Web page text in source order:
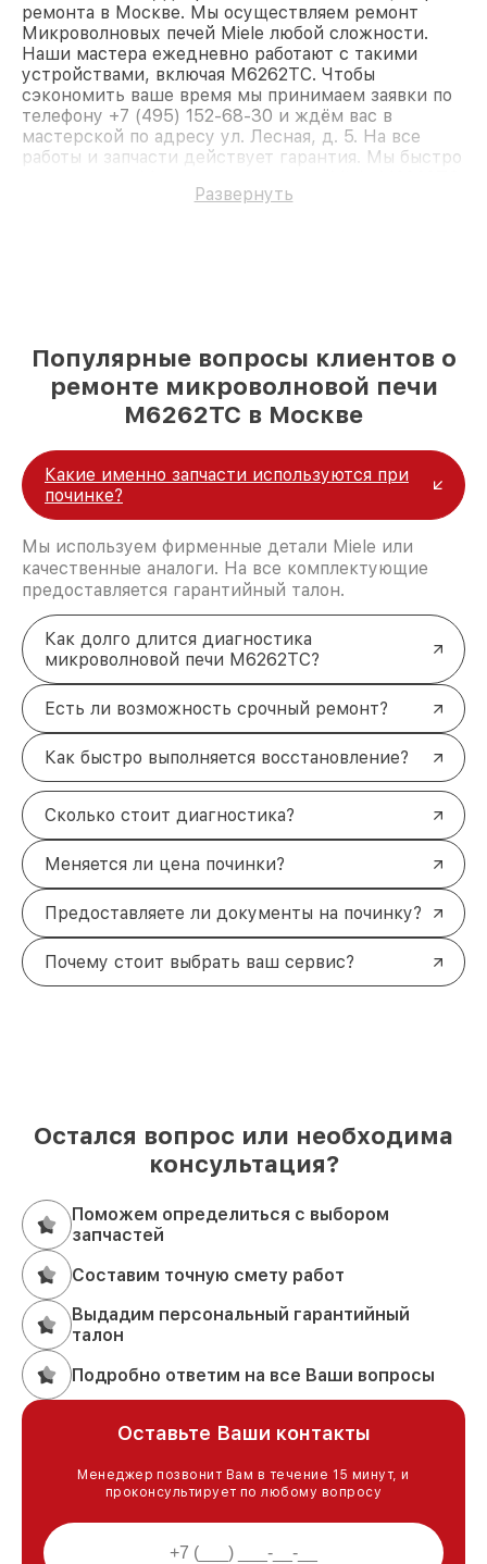
ремонта в Москве. Мы осуществляем ремонт
Микроволновых печей Miele любой сложности.
Наши мастера ежедневно работают с такими
устройствами, включая M6262TC. Чтобы
сэкономить ваше время мы принимаем заявки по
телефону +7 (495) 152-68-30 и ждём вас в
мастерской по адресу ул. Лесная, д. 5. На все
работы и запчасти действует гарантия. Мы быстро
Развернуть
Популярные вопросы клиентов о
ремонте микроволновой печи
M6262TC в Москве
Какие именно запчасти используются при
починке?
Мы используем фирменные детали Miele или
качественные аналоги. На все комплектующие
предоставляется гарантийный талон.
Как долго длится диагностика
микроволновой печи M6262TC?
Есть ли возможность срочный ремонт?
Как быстро выполняется восстановление?
Сколько стоит диагностика?
Меняется ли цена починки?
Предоставляете ли документы на починку?
Почему стоит выбрать ваш сервис?
Остался вопрос или необходима
консультация?
Поможем определиться с выбором
запчастей
Составим точную смету работ
Выдадим персональный гарантийный
талон
Подробно ответим на все Ваши вопросы
Оставьте Ваши контакты
Менеджер позвонит Вам в течение 15 минут, и
проконсультирует по любому вопросу